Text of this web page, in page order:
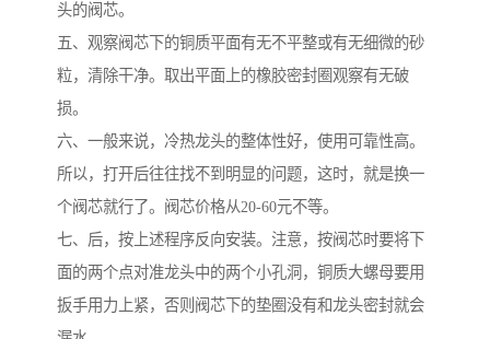
头的阀芯。
五、观察阀芯下的铜质平面有无不平整或有无细微的砂
粒，清除干净。取出平面上的橡胶密封圈观察有无破
损。
六、一般来说，冷热龙头的整体性好，使用可靠性高。
所以，打开后往往找不到明显的问题，这时，就是换一
个阀芯就行了。阀芯价格从20-60元不等。
七、后，按上述程序反向安装。注意，按阀芯时要将下
面的两个点对准龙头中的两个小孔洞，铜质大螺母要用
扳手用力上紧，否则阀芯下的垫圈没有和龙头密封就会